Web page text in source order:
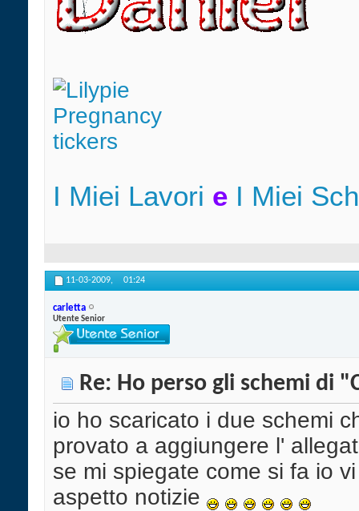
I Miei Lavori e I Miei
11-03-2009, 01:24
carletta
Utente Senior
Re: Ho perso gli schemi di
io ho scaricato i due schemi
provato a aggiungere l'
se mi spiegate come si fa io
aspetto notizie